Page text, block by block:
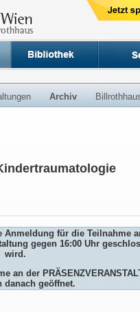
Archiv
Anmeldung für die Teilnahme
gegen 16:00 Uhr
wird.
an der
danach geöffnet.